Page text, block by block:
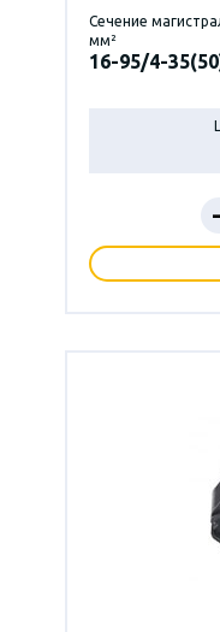
Сечение
мм²
16-95/4-